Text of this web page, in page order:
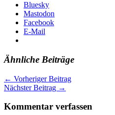
Bluesky
Mastodon
Facebook
E-Mail
Ähnliche Beiträge
← Vorheriger Beitrag
Nächster Beitrag →
Kommentar verfassen